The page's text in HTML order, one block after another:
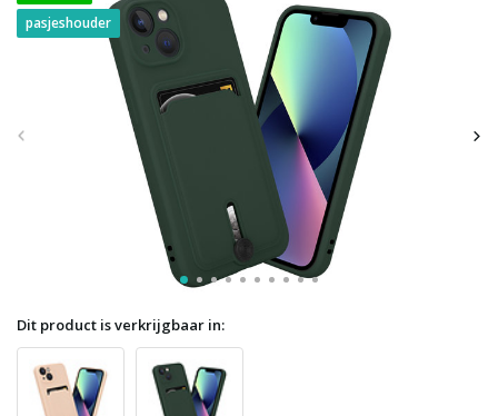
pasjeshouder
Dit product is verkrijgbaar in: